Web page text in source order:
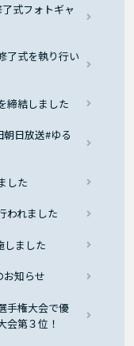
式フォトギャ
了式を執り行い
締結しました
日放送#ゆる
した
われました
しました
お知らせ
手権大会で優
会第３位！